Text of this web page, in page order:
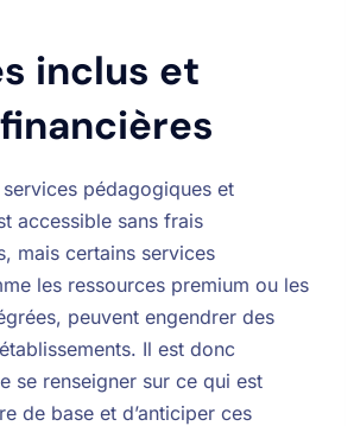
inclus et
pédagogiques et
accessible sans frais
mais certains services
les ressources premium ou les
peuvent engendrer des
Il est donc
se renseigner sur ce qui est
de base et d’anticiper ces